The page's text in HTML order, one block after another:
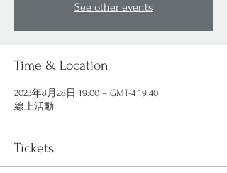
See other events
Time & Location
2023年8月28日 19:00 – GMT-4 19:40
線上活動
Tickets